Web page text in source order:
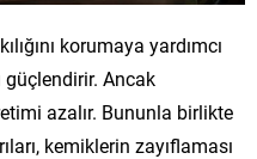
korumaya yardımcı
güçlendirir. Ancak
azalır. Bununla birlikte
kemiklerin zayıflaması